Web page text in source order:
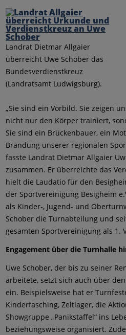
Landrat Dietmar Allgaier
überreicht Uwe Schober das
Bundesverdienstkreuz
(Landratsamt Ludwigsburg).
„Sie sind ein Vorbild. Sie zeigen
nicht nur den Körper trainiert,
Sie sind ein Brückenbauer, ein
Brandung unserer regionalen
fasste Landrat Dietmar Allgaier
zusammen. Er überreichte das
hielt die Laudatio für den
der Sportvereinigung Besigheim
als Kinder-, Jugend- und
Schober die Turnabteilung und
gesamten Sportvereinigung als 1.
Engagement über die Turnhalle
Uwe Schober, der bis zu seiner
arbeitete, setzt sich auch über
ein. Beispielsweise hat er
Kinderfasching, Zeltlager, die
Showgruppe „Panikstaffel“ ins
beziehungsweise organisiert.